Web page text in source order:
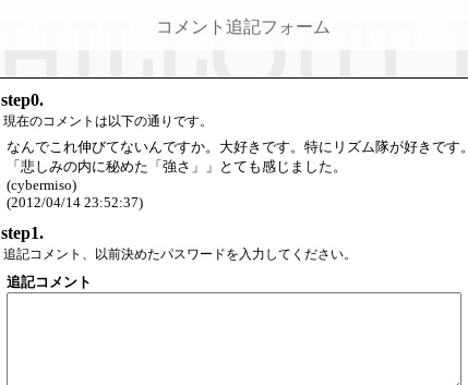
コメント追記フォーム
step0.
現在のコメントは以下の通りです。
なんでこれ伸びてないんですか。大好きです。特にリズム隊が好きです。
「悲しみの内に秘めた「強さ」」とても感じました。
(cybermiso)
(2012/04/14 23:52:37)
step1.
追記コメント、以前決めたパスワードを入力してください。
追記コメント